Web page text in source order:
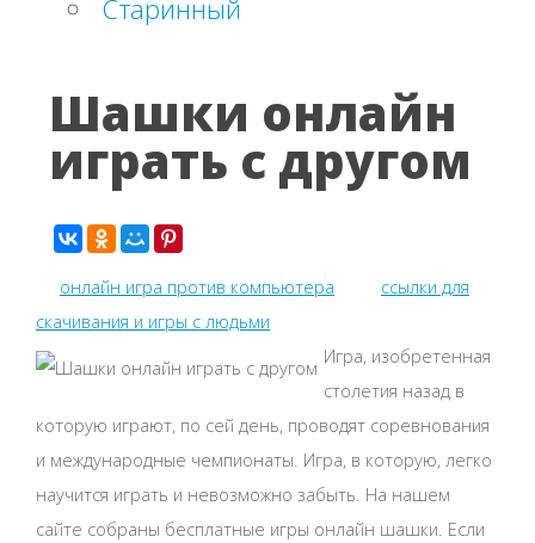
Старинный
Шашки онлайн
играть с другом
онлайн игра против компьютера
ссылки для
скачивания и игры с людьми
Игра, изобретенная
столетия назад в
которую играют, по сей день, проводят соревнования
и международные чемпионаты. Игра, в которую, легко
научится играть и невозможно забыть. На нашем
сайте собраны бесплатные игры онлайн шашки. Если